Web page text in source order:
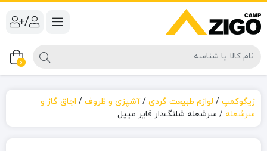
/
0
زیگوکمپ / لوازم طبیعت گردی /آشپزی و ظروف / اجاق گاز و
سرشعله / سرشعله شلنگ‌دار فایر میپل